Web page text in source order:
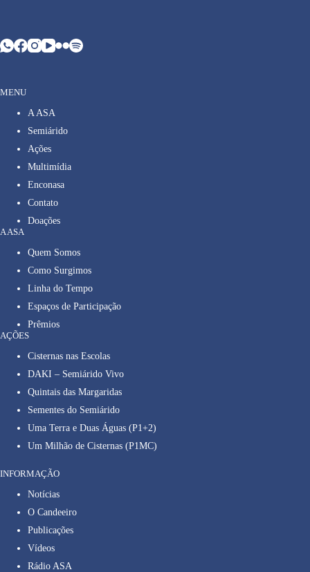
MENU
A ASA
Semiárido
Ações
Multimídia
Enconasa
Contato
Doações
A ASA
Quem Somos
Como Surgimos
Linha do Tempo
Espaços de Participação
Prêmios
AÇÕES
Cisternas nas Escolas
DAKI – Semiárido Vivo
Quintais das Margaridas
Sementes do Semiárido
Uma Terra e Duas Águas (P1+2)
Um Milhão de Cisternas (P1MC)
INFORMAÇÃO
Notícias
O Candeeiro
Publicações
Vídeos
Rádio ASA